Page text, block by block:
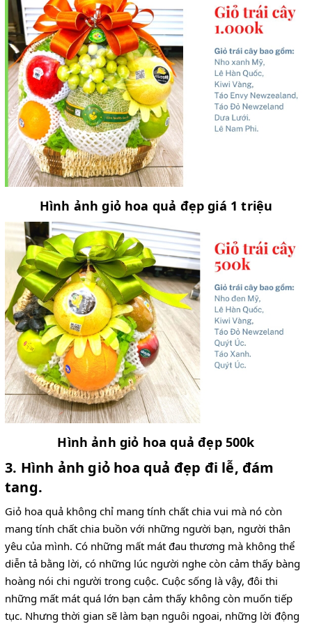
Hình ảnh giỏ hoa quả đẹp giá 1 triệu
Hình ảnh giỏ hoa quả đẹp 500k
3. Hình ảnh giỏ hoa quả đẹp đi lễ, đám
tang.
Giỏ hoa quả không chỉ mang tính chất chia vui mà nó còn
mang tính chất chia buồn với những người bạn, người thân
yêu của mình. Có những mất mát đau thương mà không thể
diễn tả bằng lời, có những lúc người nghe còn cảm thấy bàng
hoàng nói chi người trong cuộc. Cuộc sống là vậy, đôi thi
những mất mát quá lớn bạn cảm thấy không còn muốn tiếp
tục. Nhưng thời gian sẽ làm bạn nguôi ngoai, những lời động